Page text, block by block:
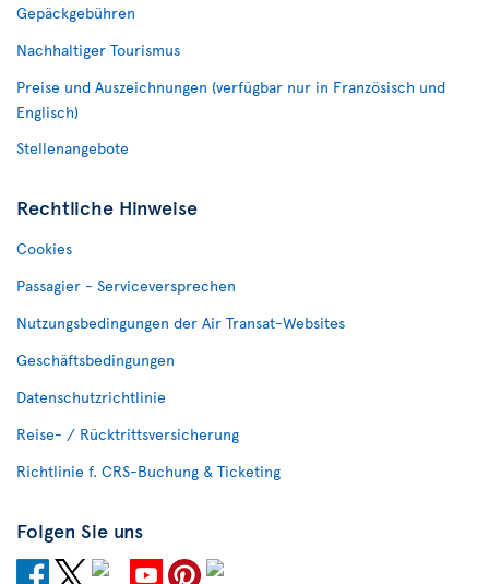
Gepäckgebühren
Nachhaltiger Tourismus
Preise und Auszeichnungen (verfügbar nur in Französisch und
Englisch)
Stellenangebote
Rechtliche Hinweise
Cookies
Passagier - Serviceversprechen
Nutzungsbedingungen der Air Transat-Websites
Geschäftsbedingungen
Datenschutzrichtlinie
Reise- / Rücktrittsversicherung
Richtlinie f. CRS-Buchung & Ticketing
Folgen Sie uns